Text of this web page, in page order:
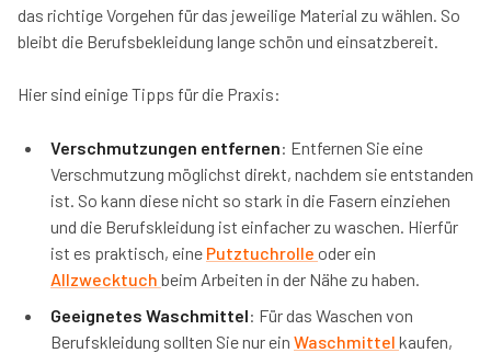
das richtige Vorgehen für das jeweilige Material zu wählen. So
bleibt die Berufsbekleidung lange schön und einsatzbereit.
Hier sind einige Tipps für die Praxis:
Verschmutzungen entfernen: Entfernen Sie eine
Verschmutzung möglichst direkt, nachdem sie entstanden
ist. So kann diese nicht so stark in die Fasern einziehen
und die Berufskleidung ist einfacher zu waschen. Hierfür
ist es praktisch, eine Putztuchrolle oder ein
Allzwecktuch beim Arbeiten in der Nähe zu haben.
Geeignetes Waschmittel: Für das Waschen von
Berufskleidung sollten Sie nur ein Waschmittel kaufen,